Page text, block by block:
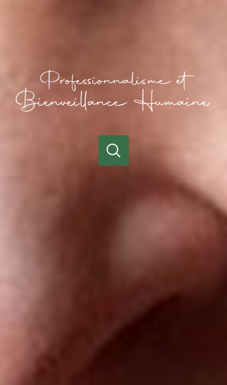
Professionnalisme et
Bienveillance Humaine